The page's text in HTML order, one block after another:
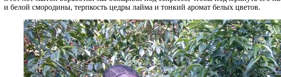
и белой смородины, терпкость цедры лайма и тонкий аромат белых цветов.